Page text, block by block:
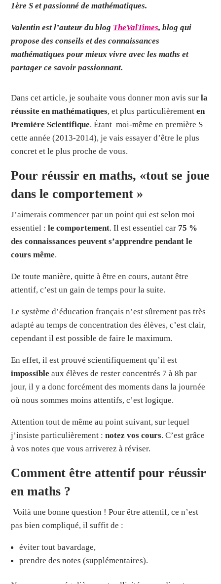
1ère S et passionné de mathématiques.
Valentin est l’auteur du blog TheValTimes, blog qui
propose des conseils et des connaissances
mathématiques pour mieux vivre avec les maths et
partager ce savoir passionnant.
Dans cet article, je souhaite vous donner mon avis surla
réussite en mathématiques, et plus particulièrementen
Première Scientifique. Étant moi-même en première S
cette année (2013-2014), je vais essayer d’être le plus
concret et le plus proche de vous.
Pour réussir en maths, «tout se joue
dans le comportement »
J’aimerais commencer par un point qui est selon moi
essentiel :le comportement. Il est essentiel car 75 %
des connaissances peuvent s’apprendre pendant le
cours même.
De toute manière, quitte à être en cours, autant être
attentif, c’est un gain de temps pour la suite.
Le système d’éducation français n’est sûrement pas très
adapté au temps de concentration des élèves, c’est clair,
cependant il est possible de faire le maximum.
En effet, il est prouvé scientifiquement qu’il est
impossible aux élèves de rester concentrés 7 à 8h par
jour, il y a donc forcément des moments dans la journée
où nous sommes moins attentifs, c’est logique.
Attention tout de même au point suivant, sur lequel
j’insiste particulièrement :notez vos cours. C’est grâce
à vos notes que vous arriverez à réviser.
Comment être attentif pour réussir
en maths ?
Voilà une bonne question ! Pour être attentif, ce n’est
pas bien compliqué, il suffit de :
éviter tout bavardage,
prendre des notes (supplémentaires).